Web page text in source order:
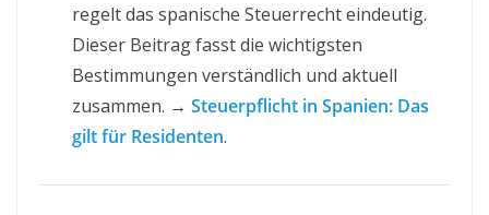
regelt das spanische Steuerrecht eindeutig.
Dieser Beitrag fasst die wichtigsten
Bestimmungen verständlich und aktuell
zusammen. → Steuerpflicht in Spanien: Das
gilt für Residenten.